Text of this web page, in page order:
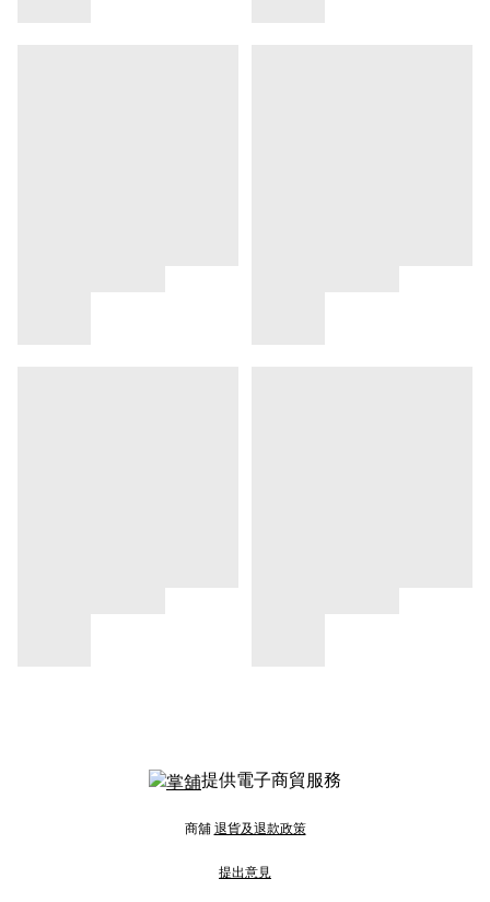
提供電子商貿服務
商舖 退貨及退款政策
提出意見